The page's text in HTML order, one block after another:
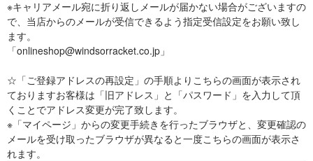
※キャリアメール宛に折り返しメールが届かない場合がございますの
で、当店からのメールが受信できるよう指定受信設定をお願い致し
ます。
「onlineshop@windsorracket.co.jp」
☆「ご登録アドレスの再設定」の手順よりこちらの画面が表示され
ておりますお客様は「旧アドレス」と「パスワード」を入力して頂
くことでアドレス変更が完了致します。
※「マイページ」からの変更手続きを行ったブラウザと、変更確認の
メールを受け取ったブラウザが異なると一度こちらの画面が表示さ
れます。